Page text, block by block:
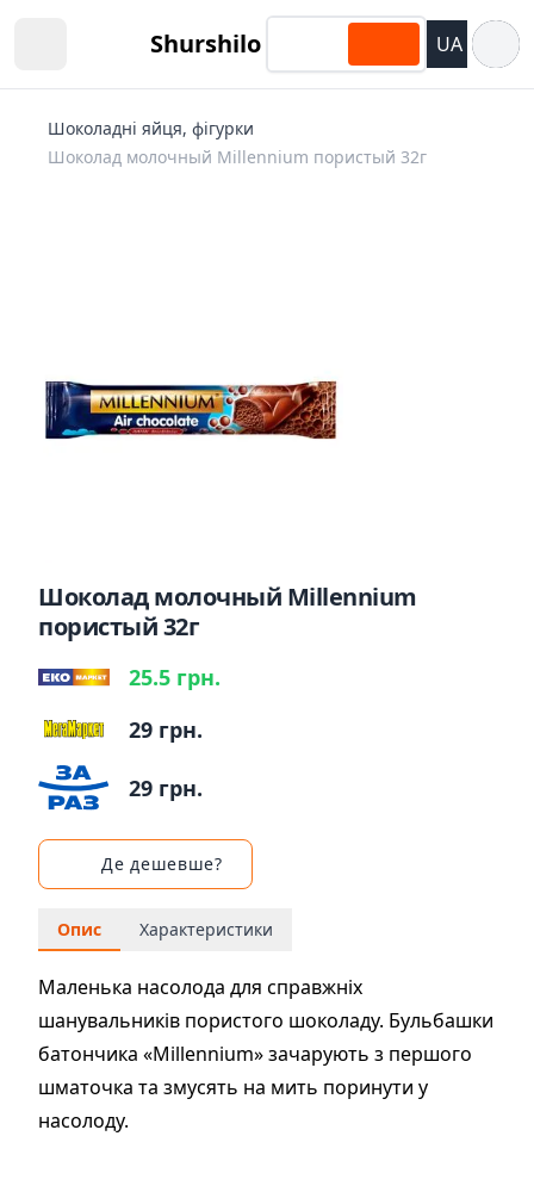
Shurshilo UA
Шоколадні яйця, фігурки
Шоколад молочный Millennium пористый 32г
Шоколад молочный Millennium
пористый 32г
25.5 грн.
29 грн.
29 грн.
Де дешевше?
Опис Характеристики
Маленька насолода для справжніх
шанувальників пористого шоколаду. Бульбашки
батончика «Millennium» зачарують з першого
шматочка та змусять на мить поринути у
насолоду.